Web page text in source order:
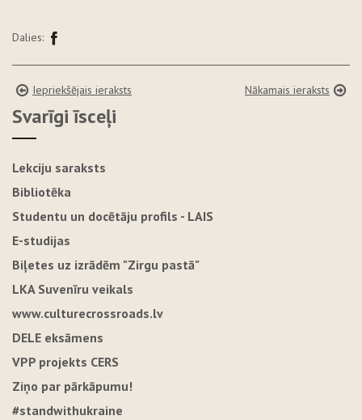
Dalies:
Iepriekšējais ieraksts Nākamais ieraksts
Svarīgi īsceļi
Lekciju saraksts
Bibliotēka
Studentu un docētāju profils - LAIS
E-studijas
Biļetes uz izrādēm "Zirgu pastā"
LKA Suvenīru veikals
www.culturecrossroads.lv
DELE eksāmens
VPP projekts CERS
Ziņo par pārkāpumu!
#standwithukraine